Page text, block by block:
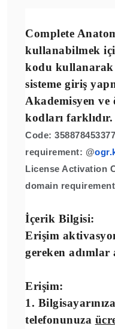
Complete
kullanabilmek
kodu kullanarak
sisteme giriş
Akademisyen
kodları farklıdır.
Code: 358878453377
requirement: @
License Activation
domain
İçerik Bilgisi:
Erişim
gereken adımlar
Erişim:
1.
telefonunuza